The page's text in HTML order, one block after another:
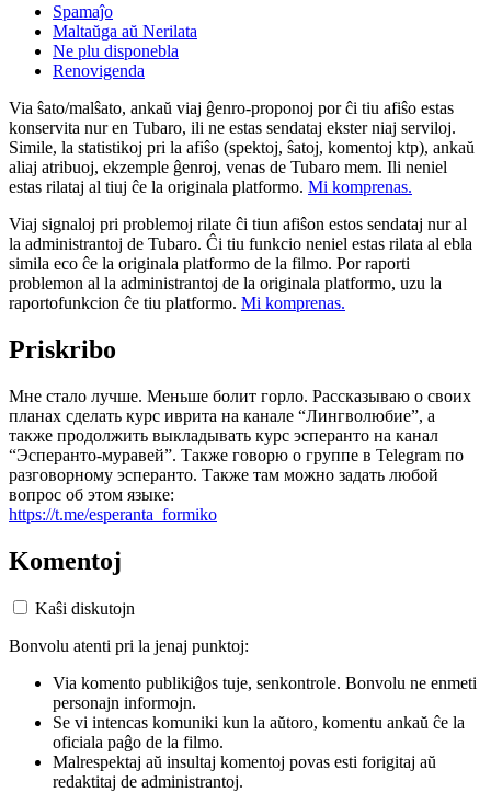
Spamaĵo
Maltaŭga aŭ Nerilata
Ne plu disponebla
Renovigenda
Via ŝato/malŝato, ankaŭ viaj ĝenro-proponoj por ĉi tiu afiŝo estas
konservita nur en Tubaro, ili ne estas sendataj ekster niaj serviloj.
Simile, la statistikoj pri la afiŝo (spektoj, ŝatoj, komentoj ktp), ankaŭ
aliaj atribuoj, ekzemple ĝenroj, venas de Tubaro mem. Ili neniel
estas rilataj al tiuj ĉe la originala platformo. Mi komprenas.
Viaj signaloj pri problemoj rilate ĉi tiun afiŝon estos sendataj nur al
la administrantoj de Tubaro. Ĉi tiu funkcio neniel estas rilata al ebla
simila eco ĉe la originala platformo de la filmo. Por raporti
problemon al la administrantoj de la originala platformo, uzu la
raportofunkcion ĉe tiu platformo. Mi komprenas.
Priskribo
Мне стало лучше. Меньше болит горло. Рассказываю о своих
планах сделать курс иврита на канале “Лингволюбие”, а
также продолжить выкладывать курс эсперанто на канал
“Эсперанто-муравей”. Также говорю о группе в Telegram по
разговорному эсперанто. Также там можно задать любой
вопрос об этом языке:
https://t.me/esperanta_formiko
Komentoj
Kaŝi diskutojn
Bonvolu atenti pri la jenaj punktoj:
Via komento publikiĝos tuje, senkontrole. Bonvolu ne enmeti
personajn informojn.
Se vi intencas komuniki kun la aŭtoro, komentu ankaŭ ĉe la
oficiala paĝo de la filmo.
Malrespektaj aŭ insultaj komentoj povas esti forigitaj aŭ
redaktitaj de administrantoj.